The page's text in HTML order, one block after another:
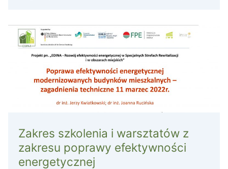
Zakres szkolenia i warsztatów z
zakresu poprawy efektywności
energetycznej